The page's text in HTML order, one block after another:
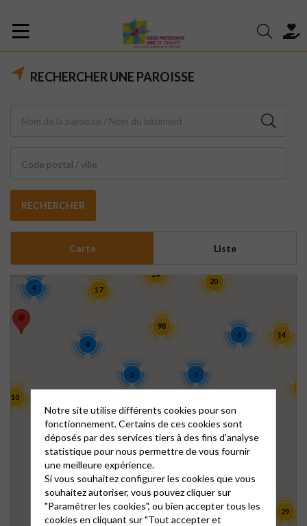
RECHERCHER UNE PAROISSE
Code postal / ville
RECHERCHER
Carte Liste
45
22
104 29
10
14
98
20
9
15
5
4
4
16
17
8
4
8
3
Notre site utilise différents cookies pour son
fonctionnement. Certains de ces cookies sont
déposés par des services tiers à des fins d'analyse
statistique pour nous permettre de vous fournir
une meilleure expérience.
Si vous souhaitez configurer les cookies que vous
souhaitez autoriser, vous pouvez cliquer sur
"Paramétrer les cookies", ou bien accepter tous les
cookies en cliquant sur "Tout accepter et